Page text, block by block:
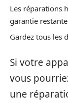
Les réparations
garantie
Gardez tous les
Si votre
vous
une